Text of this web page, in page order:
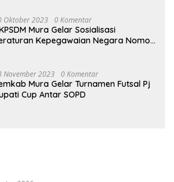
Oktober 2023 0 Komentar
Mura Gelar Sosialisasi
Kepegawaian Negara Nomor
November 2023 0 Komentar
Mura Gelar Turnamen Futsal Pj
Cup Antar SOPD